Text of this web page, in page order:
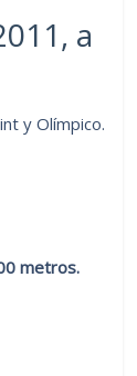
a
y Olímpico.
metros.